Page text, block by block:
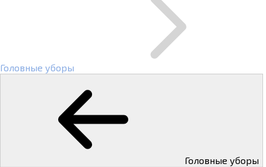
Головные уборы
Головные уборы